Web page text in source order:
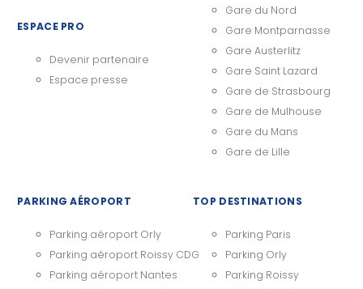
ESPACE PRO
Devenir partenaire
Espace presse
Gare du Nord
Gare Montparnasse
Gare Austerlitz
Gare Saint Lazard
Gare de Strasbourg
Gare de Mulhouse
Gare du Mans
Gare de Lille
PARKING AÉROPORT
Parking aéroport Orly
Parking aéroport Roissy CDG
Parking aéroport Nantes
TOP DESTINATIONS
Parking Paris
Parking Orly
Parking Roissy